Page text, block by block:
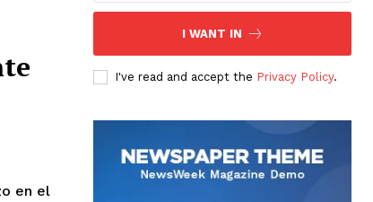
en el
I WANT IN
I've read and accept the Privacy Policy.